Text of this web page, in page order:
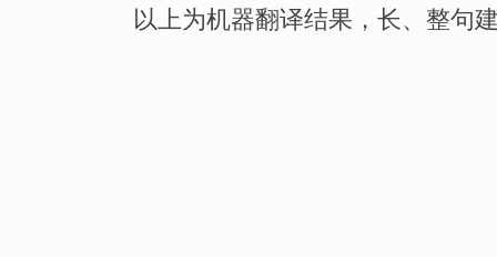
以上为机器翻译结果，长、整句